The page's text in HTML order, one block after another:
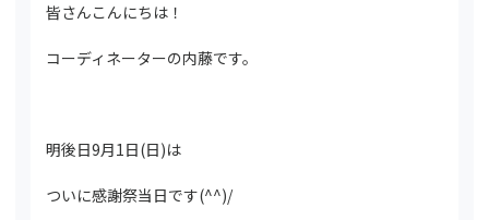
皆さんこんにちは！
コーディネーターの内藤です。
明後日9月1日(日)は
ついに感謝祭当日です(^^)/